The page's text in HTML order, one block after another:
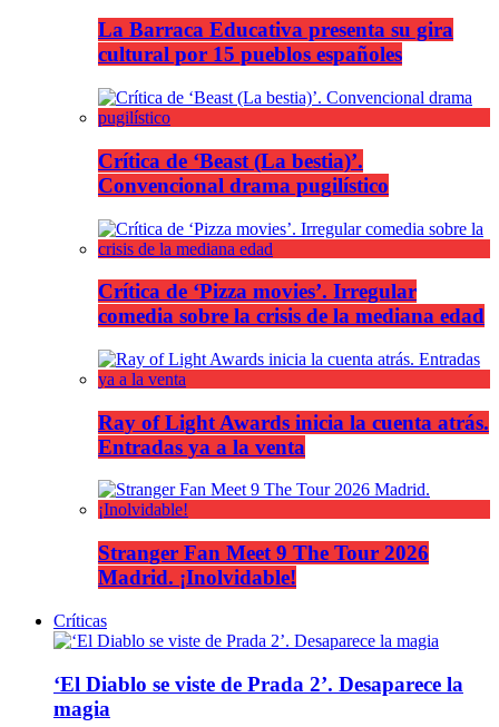
La Barraca Educativa presenta su gira
cultural por 15 pueblos españoles
Crítica de ‘Beast (La bestia)’.
Convencional drama pugilístico
Crítica de ‘Pizza movies’. Irregular
comedia sobre la crisis de la mediana edad
Ray of Light Awards inicia la cuenta atrás.
Entradas ya a la venta
Stranger Fan Meet 9 The Tour 2026
Madrid. ¡Inolvidable!
Críticas
‘El Diablo se viste de Prada 2’. Desaparece la
magia